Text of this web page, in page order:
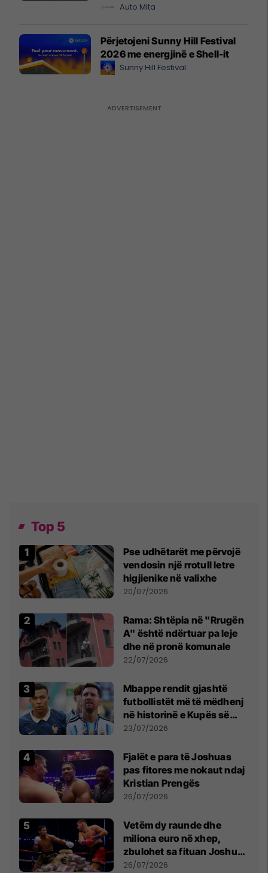
Auto Mita
Përjetojeni Sunny Hill Festival
2026 me energjinë e Shell-it
Sunny Hill Festival
Top 5
Pse udhëtarët me përvojë
vendosin një rrotull letre
higjienike në valixhe
20/07/2026
Rama: Shtëpia në "Rrugën
A" është ndërtuar pa leje
dhe në pronë komunale
22/07/2026
Mbappe rendit gjashtë
futbollistët më të mëdhenj
në historinë e Kupës së
Botës, Messi mbetet i dyti
23/07/2026
Fjalët e para të Joshuas
pas fitores me nokaut ndaj
Kristian Prengës
26/07/2026
Vetëm dy raunde dhe
miliona euro në xhep,
zbulohet sa fituan Joshua
e Prenga
26/07/2026